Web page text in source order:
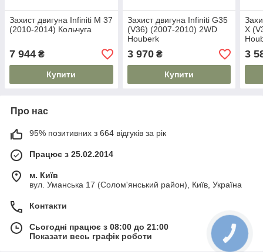
Захист двигуна Infiniti M 37
(2010-2014) Кольчуга
7 944 ₴
Купити
Захист двигуна Infiniti G35
(V36) (2007-2010) 2WD
Houberk
3 970₴
Купити
X
3
Про нас
95% позитивних з 664 відгуків за рік
Працює з 25.02.2014
м. Київ
вул. Уманська 17 (Солом'янський район), Київ, Україна
Контакти
Сьогодні працює з 08:00 до 21:00
Показати весь графік роботи